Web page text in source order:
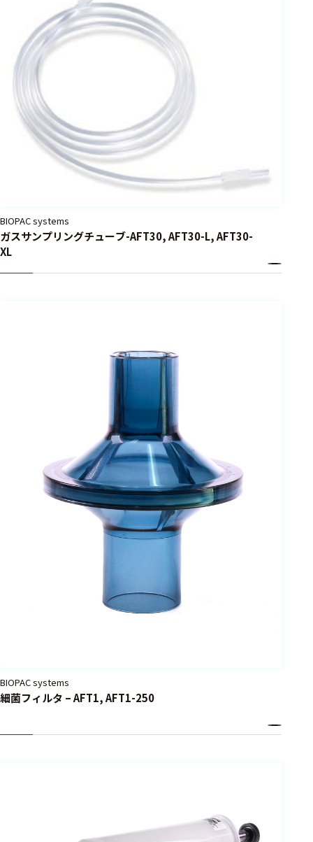
BIOPAC systems
ガスサンプリングチューブ-AFT30, AFT30-L, AFT30-
XL
BIOPAC systems
細菌フィルタ – AFT1, AFT1-250